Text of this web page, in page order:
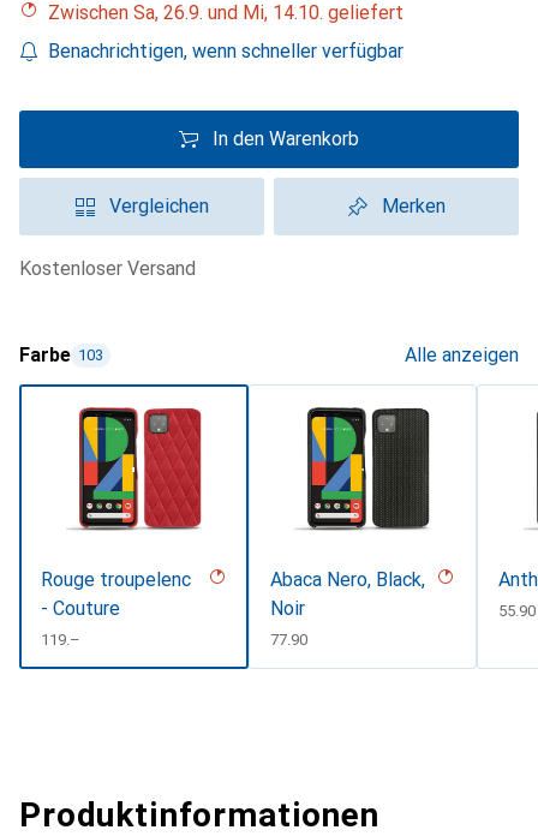
Zwischen Sa, 26.9. und Mi, 14.10. geliefert
Benachrichtigen, wenn schneller verfügbar
In den Warenkorb
Vergleichen Merken
kostenloser Versand
Farbe 103 Alle anzeigen
Rouge troupelenc
- Couture
CHF
119.–
Abaca Nero, Black,
Noir
CHF
77.90
CHF
55.90
Produktinformationen